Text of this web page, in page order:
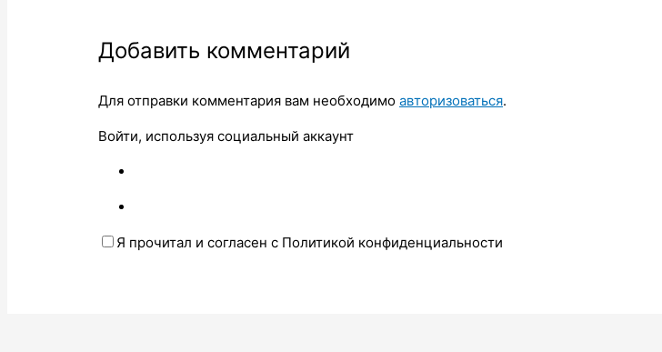
Добавить комментарий
Для отправки комментария вам необходимоавторизоваться.
Войти, используя социальный аккаунт
Я прочитал и согласен с Политикой конфиденциальности